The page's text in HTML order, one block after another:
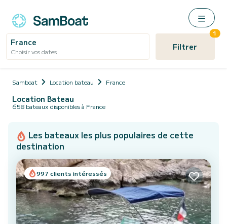
France
Choisir vos dates Filtrer
1
Samboat Location bateau France
Location Bateau
658 bateaux disponibles à France
Les bateaux les plus populaires de cette
destination
997 clients intéressés